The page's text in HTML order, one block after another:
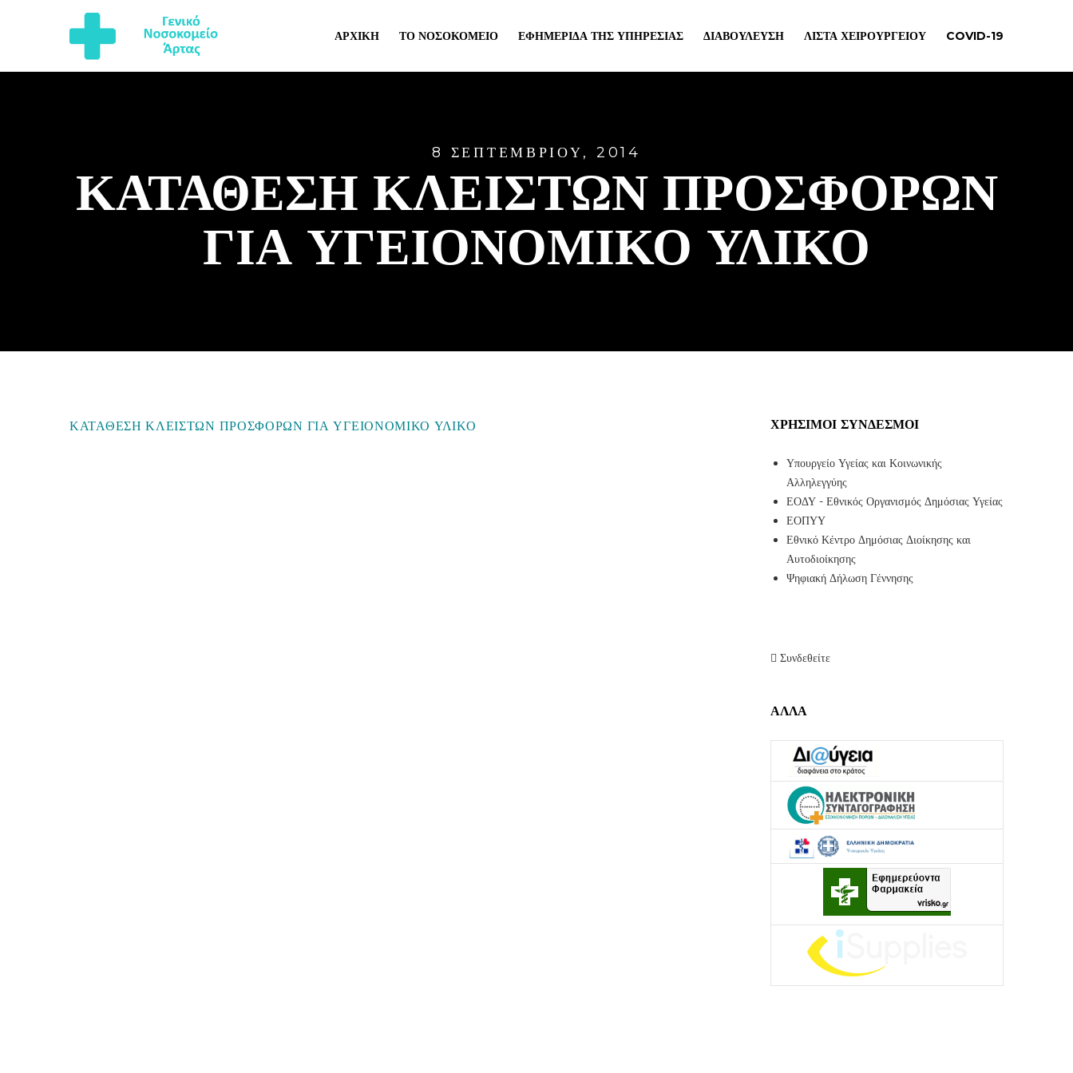
ΑΡΧΙΚΉ ΤΟ ΝΟΣΟΚΟΜΕΊΟ ΕΦΗΜΕΡΊΔΑ ΤΗΣ ΥΠΗΡΕΣΊΑΣ ΔΙΑΒΟΎΛΕΥΣΗ ΛΊΣΤΑ ΧΕΙΡΟΥΡΓΕΊΟΥ COVID-19
8 ΣΕΠΤΕΜΒΡΊΟΥ, 2014
ΚΑΤΑΘΕΣΗ ΚΛΕΙΣΤΩΝ ΠΡΟΣΦΟΡΩΝ
ΓΙΑ ΥΓΕΙΟΝΟΜΙΚΟ ΥΛΙΚΟ
ΚΑΤΑΘΕΣΗ ΚΛΕΙΣΤΩΝ ΠΡΟΣΦΟΡΩΝ ΓΙΑ ΥΓΕΙΟΝΟΜΙΚΟ ΥΛΙΚΟ ΧΡΉΣΙΜΟΙ ΣΎΝΔΕΣΜΟΙ
Υπουργείο Υγείας και Κοινωνικής
Αλληλεγγύης
ΕΟΔΥ - Εθνικός Οργανισμός Δημόσιας Υγείας
ΕΟΠΥΥ
Εθνικό Κέντρο Δημόσιας Διοίκησης και
Αυτοδιοίκησης
Ψηφιακή Δήλωση Γέννησης
Συνδεθείτε
ΑΛΛΑ